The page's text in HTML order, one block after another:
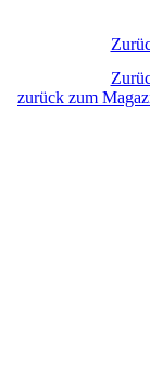
zurück zum